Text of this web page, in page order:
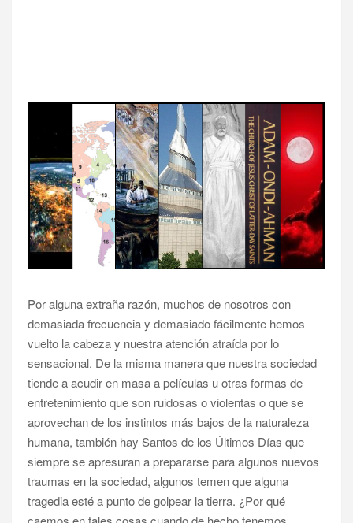
Por alguna extraña razón, muchos de nosotros con
demasiada frecuencia y demasiado fácilmente hemos
vuelto la cabeza y nuestra atención atraída por lo
sensacional. De la misma manera que nuestra sociedad
tiende a acudir en masa a películas u otras formas de
entretenimiento que son ruidosas o violentas o que se
aprovechan de los instintos más bajos de la naturaleza
humana, también hay Santos de los Últimos Días que
siempre se apresuran a prepararse para algunos nuevos
traumas en la sociedad, algunos temen que alguna
tragedia esté a punto de golpear la tierra. ¿Por qué